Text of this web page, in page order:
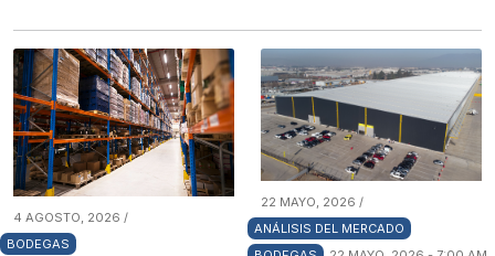
4 AGOSTO, 2026 /
BODEGAS
22 MAYO, 2026 /
ANÁLISIS DEL MERCADO